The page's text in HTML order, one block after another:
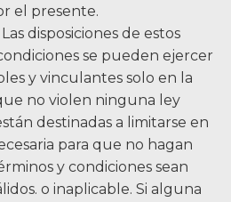
el presente.
disposiciones de estos
se pueden ejercer
y vinculantes solo en la
no violen ninguna ley
destinadas a limitarse en
para que no hagan
y condiciones sean
o inaplicable. Si alguna